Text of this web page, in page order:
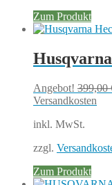
Zum Produkt
Angebot! 399,00
Versandkosten
inkl. MwSt.
zzgl.
Zum Produkt